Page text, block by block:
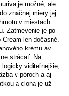
je možné, ale
značnej miery jej
v miestach
Zatmevenie je po
len dočasné.
krému av
strácať. Na
logicky viditeľnejšie,
v póroch a aj
a clona je už